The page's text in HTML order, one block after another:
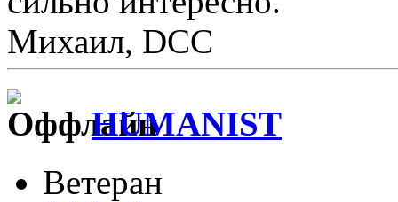
Михаил, DCC
HUMANIST
Ветеран